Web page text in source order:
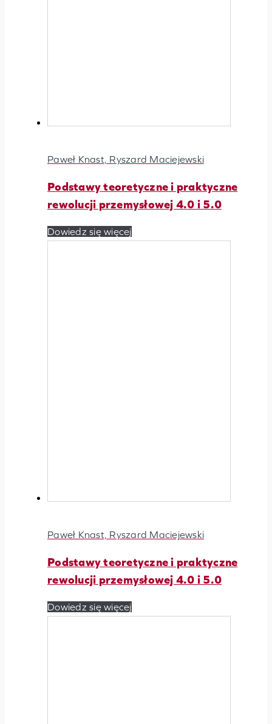
Paweł Knast, Ryszard Maciejewski
Podstawy teoretyczne i praktyczne
rewolucji przemysłowej 4.0 i 5.0
Dowiedz się więcej
Paweł Knast, Ryszard Maciejewski
Podstawy teoretyczne i praktyczne
rewolucji przemysłowej 4.0 i 5.0
Dowiedz się więcej